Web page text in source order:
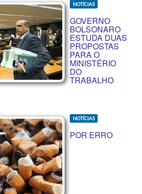
NOTÍCIAS
GOVERNO
BOLSONARO
ESTUDA DUAS
PROPOSTAS
PARA O
MINISTÉRIO
DO
TRABALHO
NOTÍCIAS
POR ERRO